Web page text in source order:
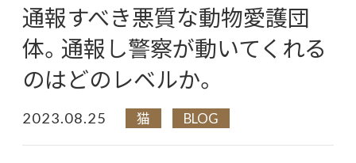
通報すべき悪質な動物愛護団
体。通報し警察が動いてくれる
のはどのレベルか。
2023.08.25 猫 BLOG